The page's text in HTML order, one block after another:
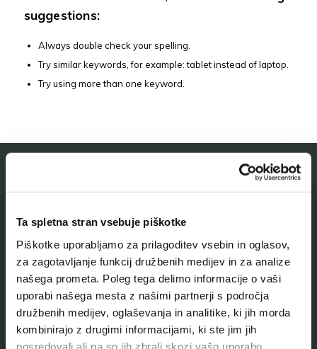
Ta spletna stran vsebuje piškotke
Piškotke uporabljamo za prilagoditev vsebin in oglasov,
za zagotavljanje funkcij družbenih medijev in za analize
našega prometa. Poleg tega delimo informacije o vaši
uporabi našega mesta z našimi partnerji s področja
družbenih medijev, oglaševanja in analitike, ki jih morda
kombinirajo z drugimi informacijami, ki ste jim jih
posredovali ali pa so jih zbrali skozi vašo uporabo
suggestions:
Always double check your spelling.
Try similar keywords, for example: tablet instead of laptop.
Try using more than one keyword.
O muzeju
Naše zbirke
Aktualno
Kontakt